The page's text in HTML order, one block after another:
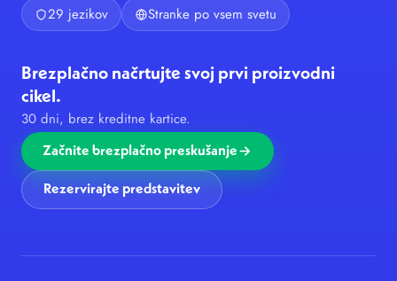
29 jezikov Stranke po vsem svetu
Brezplačno načrtujte svoj prvi proizvodni
cikel.
30 dni, brez kreditne kartice.
Začnite brezplačno preskušanje
Rezervirajte predstavitev